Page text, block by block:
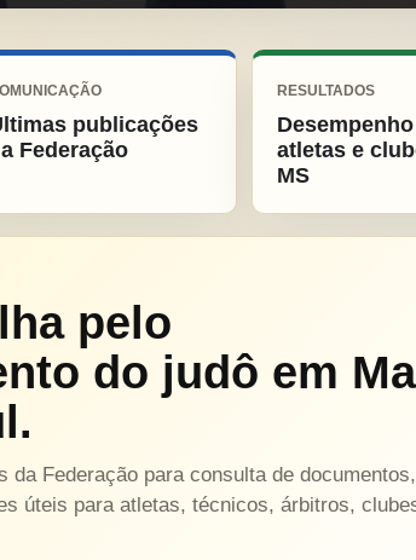
publicações
Federação
RESULTADOS
atletas e
MS
pelo
do judô em
da Federação para consulta de
úteis para atletas, técnicos, árbitros,